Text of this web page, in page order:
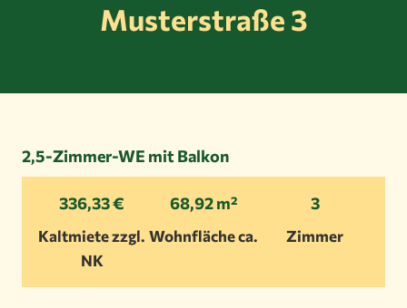
Musterstraße 3
2,5-Zimmer-WE mit Balkon
336,33 €
Kaltmiete zzgl.
NK
68,92 m²
Wohnfläche ca.
3
Zimmer